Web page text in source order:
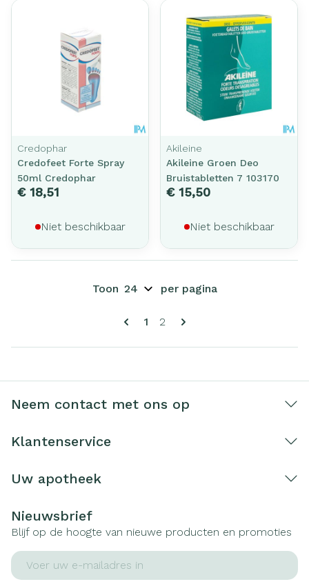
Credophar
Credofeet Forte Spray
50ml Credophar
€ 18,51
Niet beschikbaar
Akileine
Akileine Groen Deo
Bruistabletten 7 103170
€ 15,50
Niet beschikbaar
U lees momenteel pagina
1 Pagina
2
Toon per pagina
Neem contact met ons op
Klantenservice
Uw apotheek
Nieuwsbrief
Blijf op de hoogte van nieuwe producten en promoties
E-mail adres